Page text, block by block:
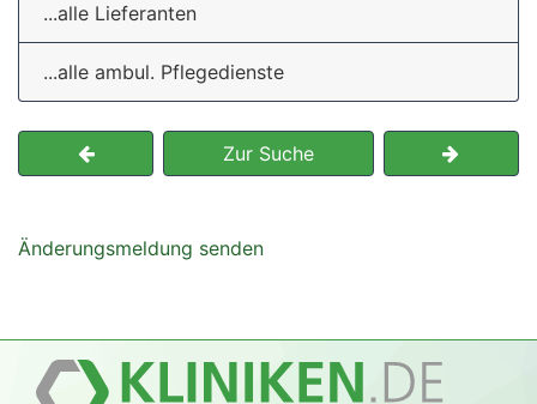
...alle Lieferanten
...alle ambul. Pflegedienste
Zur Suche
Änderungsmeldung senden